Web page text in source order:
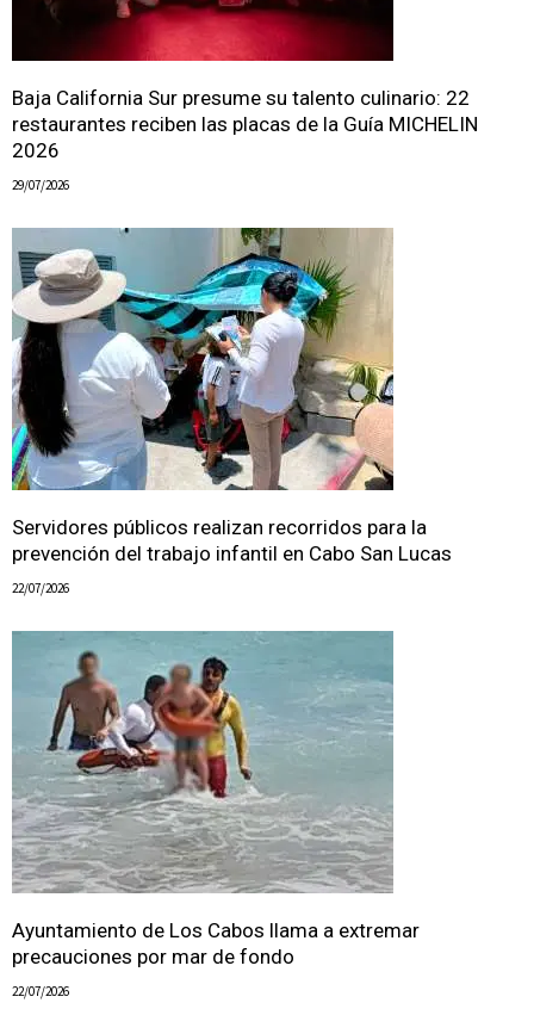
Baja California Sur presume su talento culinario: 22
restaurantes reciben las placas de la Guía MICHELIN
2026
29/07/2026
Servidores públicos realizan recorridos para la
prevención del trabajo infantil en Cabo San Lucas
22/07/2026
Ayuntamiento de Los Cabos llama a extremar
precauciones por mar de fondo
22/07/2026